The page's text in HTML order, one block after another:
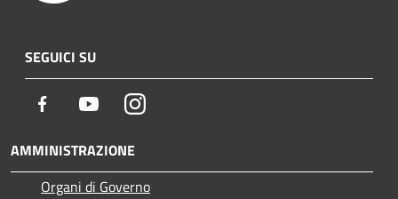
SEGUICI SU
Facebook YoutubeInstagram
AMMINISTRAZIONE
Organi di Governo